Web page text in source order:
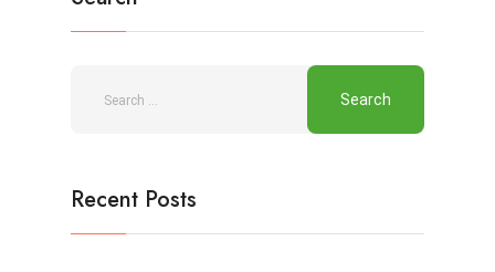
Recent Posts